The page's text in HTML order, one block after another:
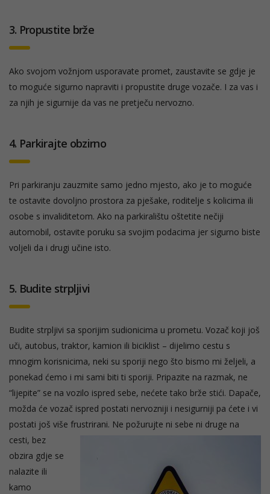
3. Propustite brže
Ako svojom vožnjom usporavate promet, zaustavite se gdje je
to moguće sigurno napraviti i propustite druge vozače. I za vas i
za njih je sigurnije da vas ne pretječu nervozno.
4. Parkirajte obzirno
Pri parkiranju zauzmite samo jedno mjesto, ako je to moguće
te ostavite dovoljno prostora za pješake, roditelje s kolicima ili
osobe s invaliditetom. Ako na parkiralištu oštetite nečiji
automobil, ostavite poruku sa svojim podacima jer sigurno biste
voljeli da i drugi učine isto.
5. Budite strpljivi
Budite strpljivi sa sporijim sudionicima u prometu. Vozač koji još
uči, autobus, traktor, kamion ili biciklist – dijelimo cestu s
mnogim korisnicima, neki su sporiji nego što bismo mi željeli, a
ponekad ćemo i mi sami biti ti sporiji. Pripazite na razmak, ne
“lijepite” se na vozilo ispred sebe, nećete tako brže stići. Dapače,
možda će vozač ispred postati nervozniji i nesigurniji pa ćete i vi
postati još više frustrirani. Ne požurujte ni sebe ni druge na
cesti, bez
obzira gdje se
nalazite ili
kamo